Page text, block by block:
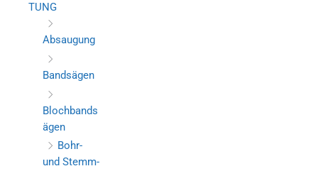
TUNG
Absaugung
Bandsägen
Blochbands
ägen
Bohr-
und Stemm-